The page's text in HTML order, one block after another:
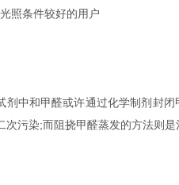
照条件较好的用户
中和甲醛或许通过化学制剂封
次污染;而阻挠甲醛蒸发的方法则是